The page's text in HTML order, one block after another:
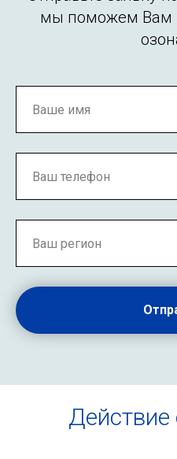
мы поможем Вам
Действие